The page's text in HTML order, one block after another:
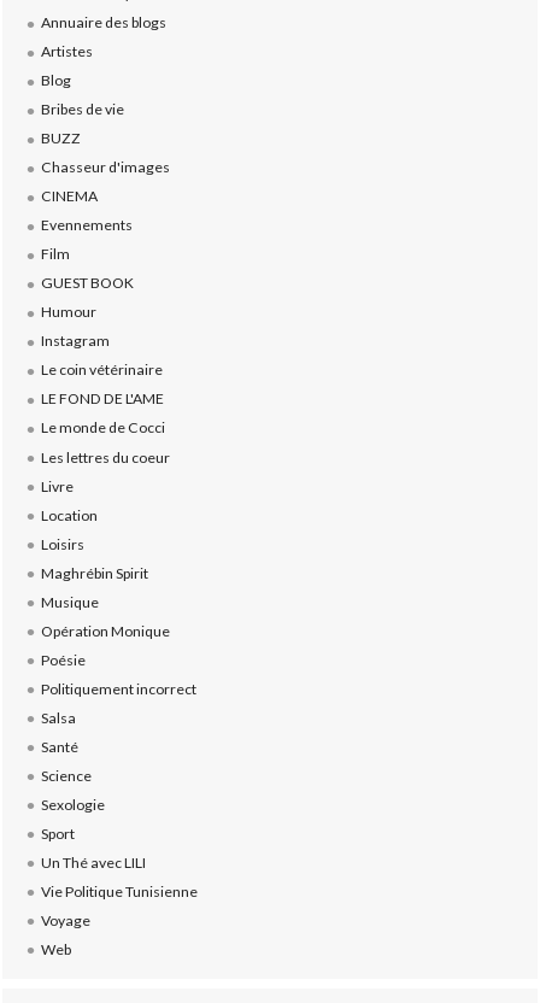
Annuaire des blogs
Artistes
Blog
Bribes de vie
BUZZ
Chasseur d'images
CINEMA
Evennements
Film
GUEST BOOK
Humour
Instagram
Le coin vétérinaire
LE FOND DE L'AME
Le monde de Cocci
Les lettres du coeur
Livre
Location
Loisirs
Maghrébin Spirit
Musique
Opération Monique
Poésie
Politiquement incorrect
Salsa
Santé
Science
Sexologie
Sport
Un Thé avec LILI
Vie Politique Tunisienne
Voyage
Web